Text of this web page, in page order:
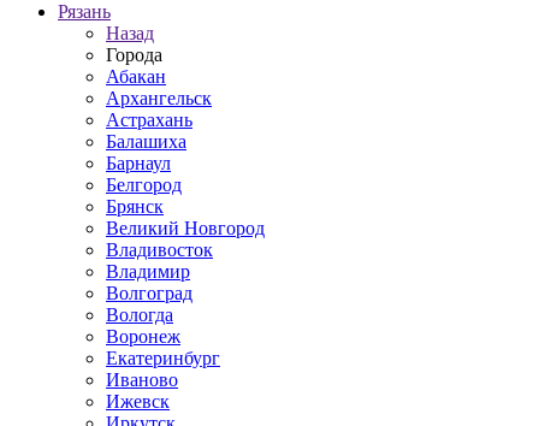
Рязань
Назад
Города
Абакан
Архангельск
Астрахань
Балашиха
Барнаул
Белгород
Брянск
Великий Новгород
Владивосток
Владимир
Волгоград
Вологда
Воронеж
Екатеринбург
Иваново
Ижевск